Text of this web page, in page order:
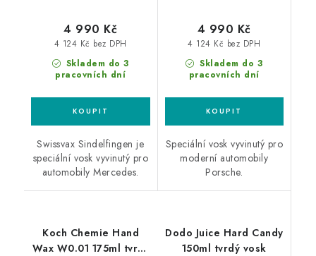
Skladem do 3
pracovních dní
4 124 Kč bez DPH
4 990 Kč
Swissvax Sindelfingen je
speciální vosk vyvinutý pro
automobily Mercedes.
Skladem do 3
pracovních dní
4 124 Kč bez DPH
4 990 Kč
Speciální vosk vyvinutý pro
moderní automobily
Porsche.
Koch Chemie Hand
Wax W0.01 175ml tvrdý
Dodo Juice Hard Candy
150ml tvrdý vosk